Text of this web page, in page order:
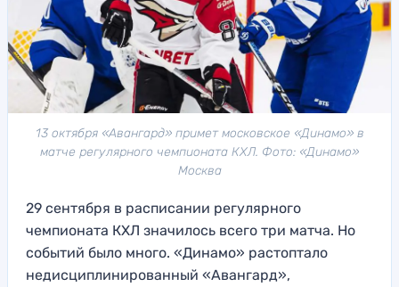
13 октября «Авангард» примет московское «Динамо» в
матче регулярного чемпионата КХЛ. Фото: «Динамо»
Москва
29 сентября в расписании регулярного
чемпионата КХЛ значилось всего три матча. Но
событий было много. «Динамо» растоптало
недисциплинированный «Авангард»,